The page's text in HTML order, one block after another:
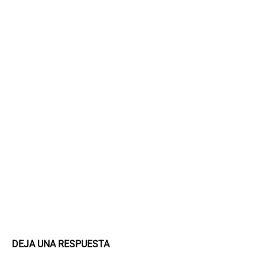
DEJA UNA RESPUESTA